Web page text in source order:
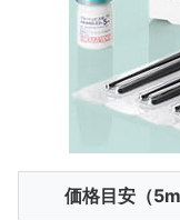
価格目安（